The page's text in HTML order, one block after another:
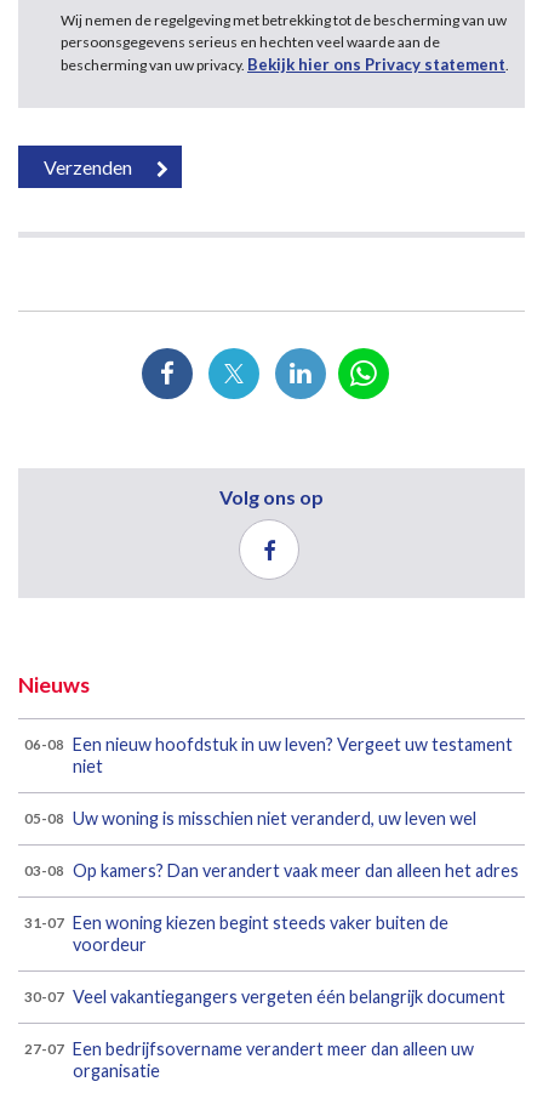
Wij nemen de regelgeving met betrekking tot de bescherming van uw
persoonsgegevens serieus en hechten veel waarde aan de
bescherming van uw privacy. Bekijk hier ons Privacy statement.
Volg ons op
Nieuws
06-08
Een nieuw hoofdstuk in uw leven? Vergeet uw testament
niet
05-08 Uw woning is misschien niet veranderd, uw leven wel
03-08 Op kamers? Dan verandert vaak meer dan alleen het adres
31-07 Een woning kiezen begint steeds vaker buiten de
voordeur
30-07 Veel vakantiegangers vergeten één belangrijk document
27-07 Een bedrijfsovername verandert meer dan alleen uw
organisatie